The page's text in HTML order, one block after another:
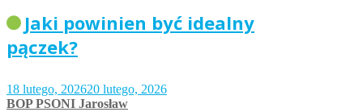
Jaki powinien być idealny
pączek?
18 lutego, 202620 lutego, 2026
BOP PSONI Jarosław